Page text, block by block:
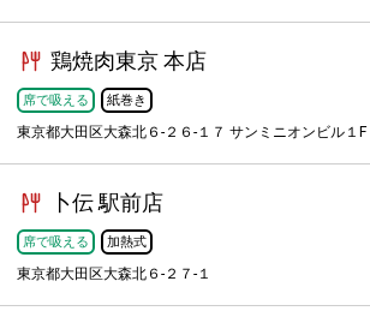
鶏焼肉東京 本店
席で吸える 紙巻き
東京都大田区大森北６-２６-１７ サンミニオンビル１F
卜伝 駅前店
席で吸える 加熱式
東京都大田区大森北６-２７-１